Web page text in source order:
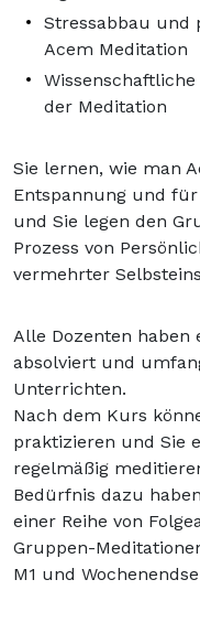
Stressabbau und
Acem Meditation
der Meditation
Sie lernen, wie man
Entspannung und
und Sie legen den
Prozess von
vermehrter
Alle Dozenten haben
absolviert und
Unterrichten.
Nach dem Kurs
praktizieren und Sie
regelmäßig
Bedürfnis dazu
einer Reihe von
Gruppen-
M1 und